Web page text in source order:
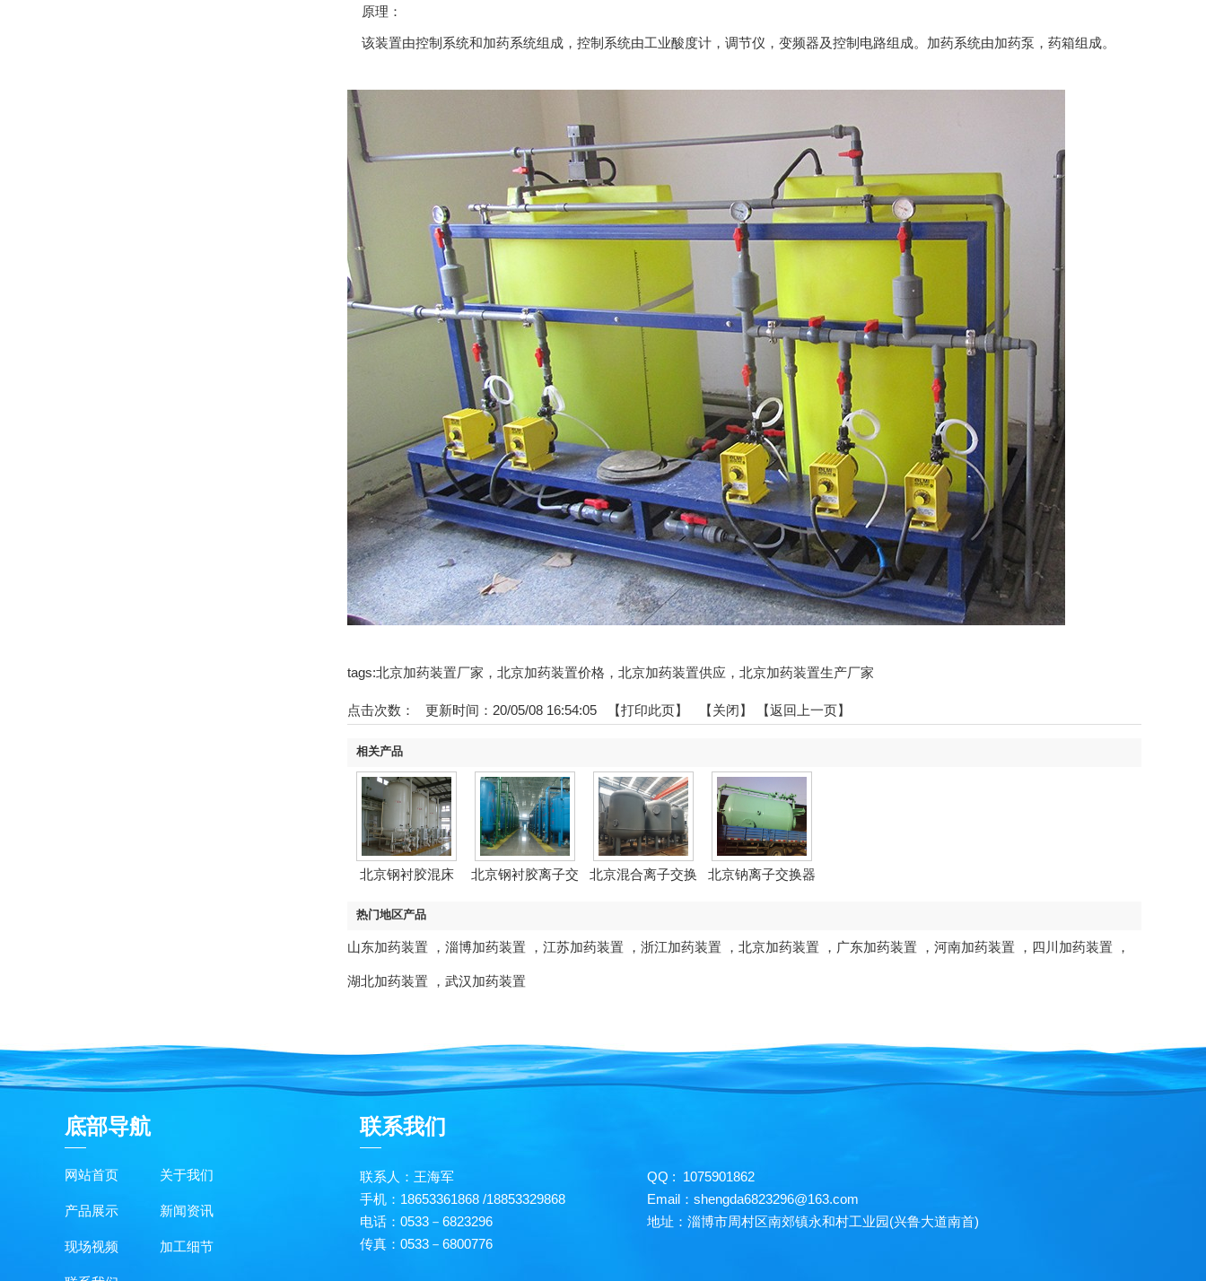
原理：
该装置由控制系统和加药系统组成，控制系统由工业酸度计，调节仪，变频器及控制电路组成。加药系统由加药泵，药箱组成。
tags:北京加药装置厂家，北京加药装置价格，北京加药装置供应，北京加药装置生产厂家
点击次数： 更新时间：20/05/08 16:54:05 【打印此页】 【关闭】 【返回上一页】
相关产品
北京钢衬胶混床
北京钢衬胶离子交
北京混合离子交换
北京钠离子交换器
热门地区产品
山东加药装置 ， 淄博加药装置 ， 江苏加药装置 ， 浙江加药装置 ， 北京加药装置 ， 广东加药装置 ， 河南加药装置 ， 四川加药装置 ，
湖北加药装置 ， 武汉加药装置
底部导航
网站首页 关于我们
产品展示 新闻资讯
现场视频 加工细节
联系我们
联系人：王海军
手机：18653361868 /18853329868
电话：0533－6823296
传真：0533－6800776
QQ : 1075901862
Email：shengda6823296@163.com
地址：淄博市周村区南郊镇永和村工业园(兴鲁大道南首)